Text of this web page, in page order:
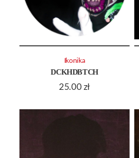
DCKHDBTCH
25.00 zł
Ikonika